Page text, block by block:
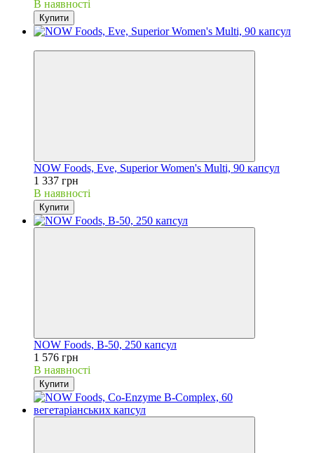
В наявності
Купити
NOW Foods, Eve, Superior Women's Multi, 90 капсул
1 337 грн
В наявності
Купити
NOW Foods, B-50, 250 капсул
1 576 грн
В наявності
Купити